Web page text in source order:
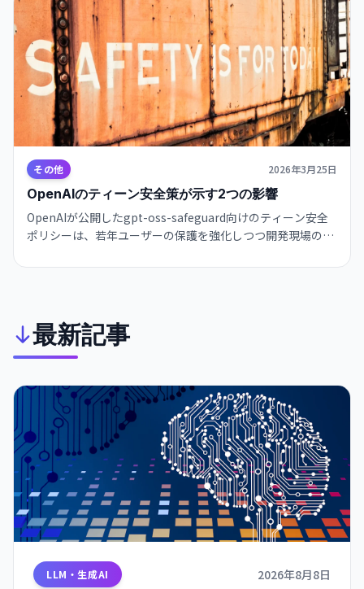
その他 2026年3月25日
OpenAIのティーン安全策が示す2つの影響
OpenAIが公開したgpt-oss-safeguard向けのティーン安全
ポリシーは、若年ユーザーの保護を強化しつつ開発現場の設
つながることを示しています。
最新記事
LLM・生成AI 2026年8月8日